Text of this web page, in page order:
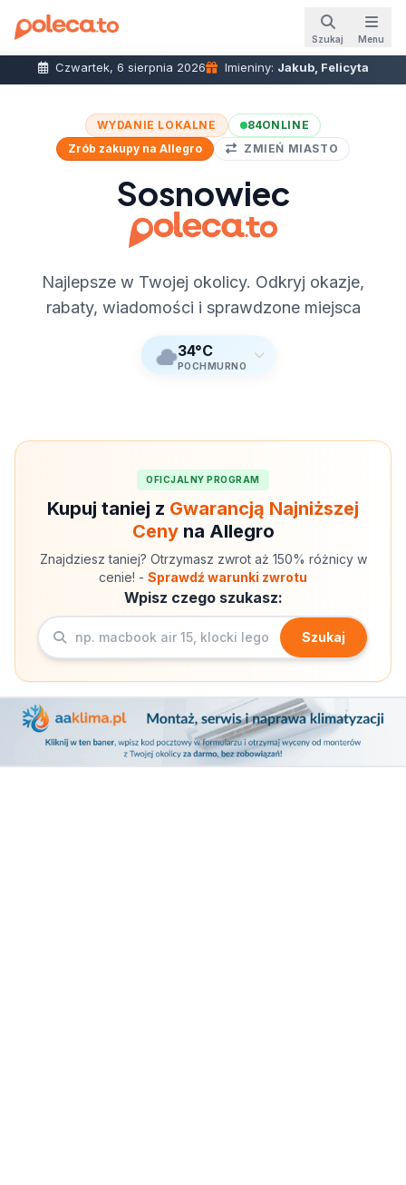
Szukaj Menu
Czwartek, 6 sierpnia 2026 Imieniny: Jakub, Felicyta
WYDANIE LOKALNE 84ONLINE
Zrób zakupy na Allegro
ZMIEŃ MIASTO
Sosnowiec
Najlepsze w Twojej okolicy. Odkryj okazje,
rabaty, wiadomości i sprawdzone miejsca
34°C
POCHMURNO
OFICJALNY PROGRAM
Kupuj taniej z Gwarancją Najniższej
Cenyna Allegro
Znajdziesz taniej? Otrzymasz zwrot aż 150% różnicy w
cenie! - Sprawdź warunki zwrotu
Wpisz czego szukasz:
Szukaj